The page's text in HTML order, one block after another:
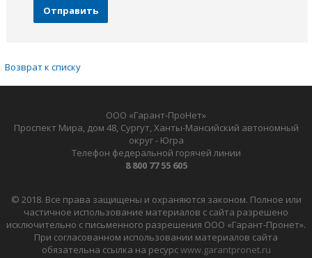
Отправить
Возврат к списку
ООО «Гарант-ПроНет»
Проспект Мира, дом 48, Сургут, Ханты-Мансийский автономный
округ - Югра
Телефон федеральной горячей линии
8 800 77 55 605
© 2018. Все права защищены и охраняются законом. Полное или
частичное использование материалов с сайта разрешено
исключительно с письменного разрешения ООО «Гарант-Пронет».
При согласованном использовании материалов сайта
обязательна ссылка на ресурсwww.garantpronet.ru